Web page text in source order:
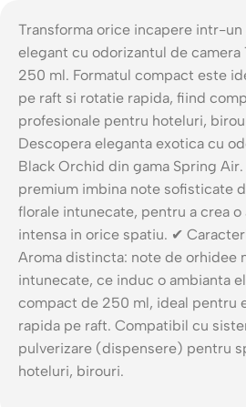
Transforma orice incapere intr-
elegant cu odorizantul de
250 ml. Formatul compact este
pe raft si rotatie rapida, fiind
profesionale pentru hoteluri,
Descopera eleganta exotica cu
Black Orchid din gama Spring
premium imbina note sofisticate
florale intunecate, pentru a crea o
intensa in orice spatiu. ✔
Aroma distincta: note de orhidee
intunecate, ce induc o ambianta
compact de 250 ml, ideal pentru
rapida pe raft. Compatibil cu
pulverizare (dispensere) pentru
hoteluri, birouri.